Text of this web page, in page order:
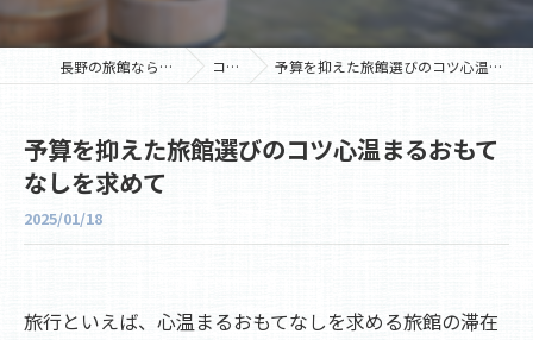
長野の旅館なら横谷温泉旅館 コラム 予算を抑えた旅館選びのコツ心温まるおもてなしを求めて
予算を抑えた旅館選びのコツ心温まるおもて
なしを求めて
2025/01/18
旅行といえば、心温まるおもてなしを求める旅館の滞在